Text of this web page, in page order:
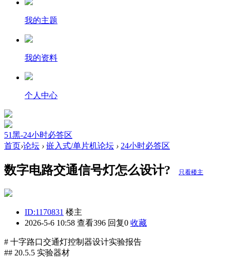
我的主题
我的资料
个人中心
51黑-24小时必答区
首页›论坛 › 嵌入式/单片机论坛 › 24小时必答区
数字电路交通信号灯怎么设计? 只看楼主
ID:1170831 楼主
2026-5-6 10:58 查看396 回复0 收藏
# 十字路口交通灯控制器设计实验报告
## 20.5.5 实验器材